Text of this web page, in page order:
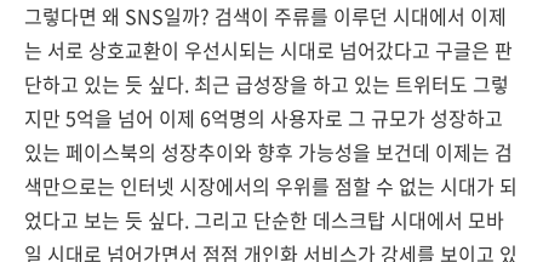
그렇다면 왜 SNS일까? 검색이 주류를 이루던 시대에서 이제
는 서로 상호교환이 우선시되는 시대로 넘어갔다고 구글은 판
단하고 있는 듯 싶다. 최근 급성장을 하고 있는 트위터도 그렇
지만 5억을 넘어 이제 6억명의 사용자로 그 규모가 성장하고
있는 페이스북의 성장추이와 향후 가능성을 보건데 이제는 검
색만으로는 인터넷 시장에서의 우위를 점할 수 없는 시대가 되
었다고 보는 듯 싶다. 그리고 단순한 데스크탑 시대에서 모바
일 시대로 넘어가면서 점점 개인화 서비스가 강세를 보이고 있